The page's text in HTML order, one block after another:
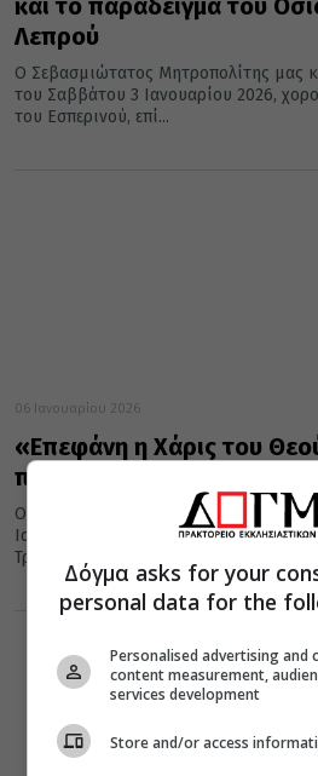
και το παράδειγμα του
Λεπρού
Ο Σεβασμιώτατος Μητροπολίτης μας
του Σαββάτου 3 Ιανουαρίου 2026,
του Εσπερινού, επί...
06 Ιανουαρίου 2026
«Επεφάνη η Χάρις του
ποιμένων της Εκκλησίας
Ο Σεβασμιώτατος Μητροπολίτης μας
Ιανουαρίου, τέλεσε τη Θεία
Τριάδος...Δόγμα asks for your
personal data for the
Personalised advertising and
content measurement,
services development
Store and/or access